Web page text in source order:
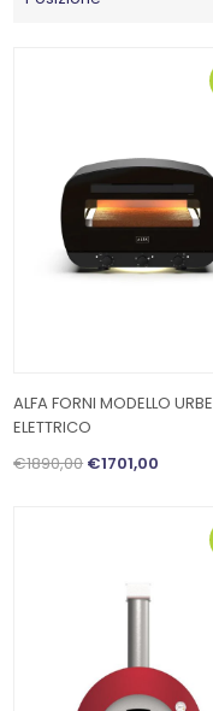
ALFA FORNI MODELLO URBE
ELETTRICO
€1890,00 €1701,00